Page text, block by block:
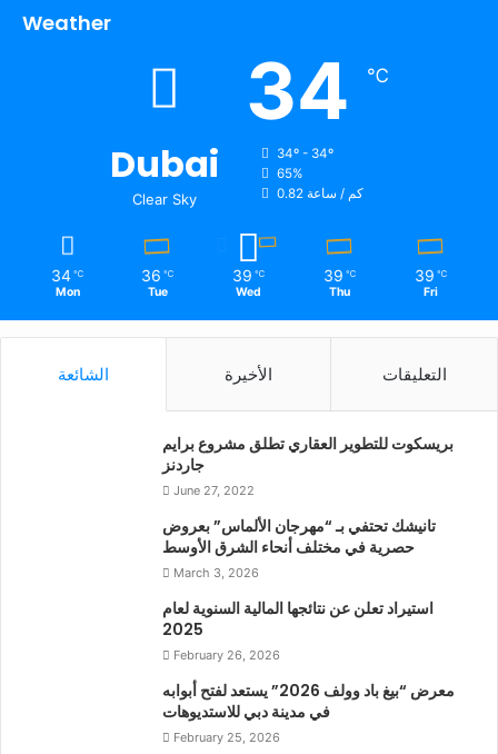
Weather
Dubai
Clear Sky
34 ℃
34º - 34º
65%
0.82 كم / ساعة
34 ℃
Mon
36 ℃
Tue
39 ℃
Wed
39 ℃
Thu
39 ℃
Fri
الشائعة الأخيرة التعليقات
بريسكوت للتطوير العقاري تطلق مشروع برايم
جاردنز
June 27, 2022
تانيشك تحتفي بـ “مهرجان الألماس” بعروض
حصرية في مختلف أنحاء الشرق الأوسط
March 3, 2026
استيراد تعلن عن نتائجها المالية السنوية لعام
2025
February 26, 2026
معرض “بيغ باد وولف 2026” يستعد لفتح أبوابه
في مدينة دبي للاستديوهات
February 25, 2026